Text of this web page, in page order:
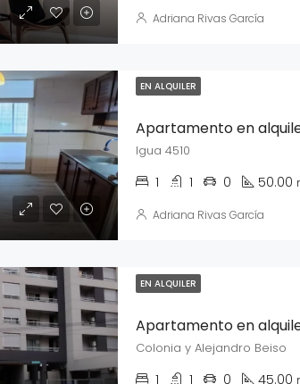
Adriana Rivas García
EN ALQUILER
Apartamento en
Igua 4510
1 1 0 50.00
Adriana Rivas García
EN ALQUILER
Apartamento en
Colonia y Alejandro Beiso
1 1 0 45.00